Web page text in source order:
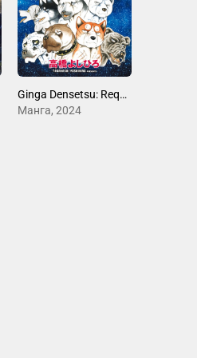
Ginga Densetsu: Requiem
Манга, 2024